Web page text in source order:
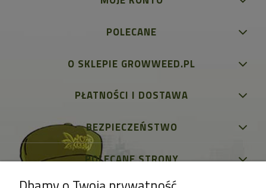
POLECANE
O SKLEPIE GROWWEED.PL
PŁATNOŚCI I DOSTAWA
BEZPIECZEŃSTWO
POLECANE STRONY